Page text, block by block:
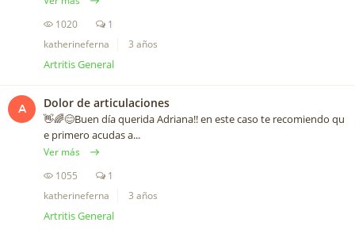
1020
1
katherineferna
3 años
Artritis General
A Dolor de articulaciones
👋🌈😊Buen día querida Adriana!! en este caso te recomiendo qu
e primero acudas a...
Ver más
1055
1
katherineferna
3 años
Artritis General